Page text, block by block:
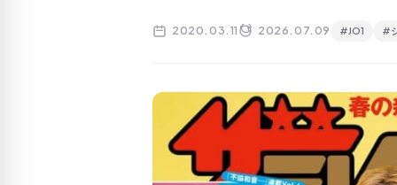
2020.03.11 2026.07.09 #JO1 #